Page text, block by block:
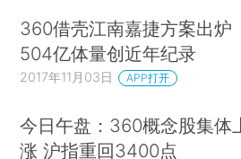
360借壳江南嘉捷方案出炉
504亿体量创近年纪录
2017年11月03日 APP打开
今日午盘：360概念股集体
涨 沪指重回3400点